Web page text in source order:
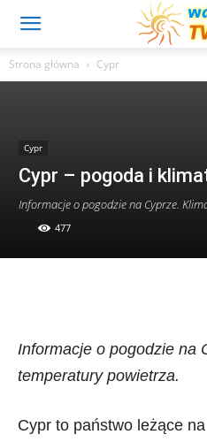
Strona główna Cypr
Cypr
Cypr – pogoda i
Informacje o pogodzie na Cyprze.
477
Informacje o pogodzie na
temperatury powietrza.
Cypr to państwo leżące